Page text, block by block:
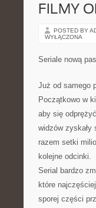
FILMY
POSTED BY
WYŁĄCZONA
Seriale nową
Już od samego
Początkowo w
aby się
widzów zyskały
razem setki
kolejne odcinki.
Serial bardzo
które
sporej części